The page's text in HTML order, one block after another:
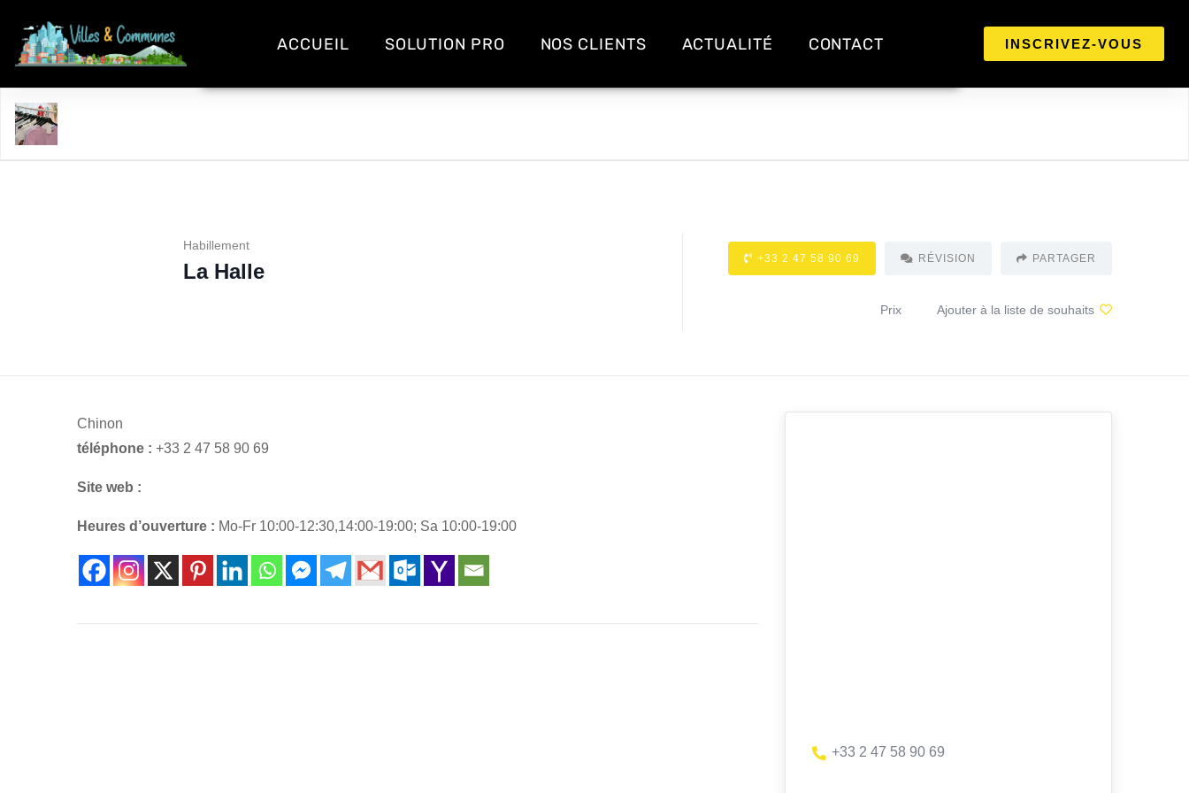
ACCUEIL SOLUTION PRO NOS CLIENTS ACTUALITÉ CONTACT INSCRIVEZ-VOUS
Habillement
La Halle
+33 2 47 58 90 69 RÉVISION PARTAGER
Prix Ajouter à la liste de souhaits
Chinon
téléphone : +33 2 47 58 90 69
Site web :
Heures d’ouverture : Mo-Fr 10:00-12:30,14:00-19:00; Sa 10:00-19:00
+33 2 47 58 90 69